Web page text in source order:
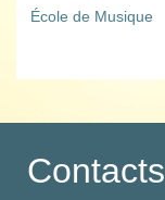
École de Musique
Contacts